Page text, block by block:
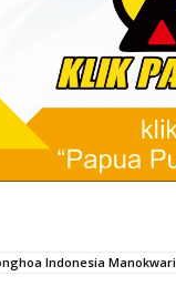
Indonesia Manokwari